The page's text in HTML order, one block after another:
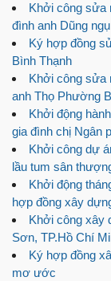
Khởi công sửa
đình anh Dũng
Ký hợp đồng
Bình Thạnh
Khởi công sửa
anh Thọ Phường
Khởi động
gia đình chị Ngân
Khởi công dự
lầu tum sân
Khởi động
hợp đồng xây
Khởi công xây
Sơn, TP.Hồ Chí
Ký hợp đồng
mơ ước